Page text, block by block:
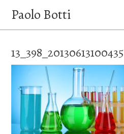
Paolo Botti
13_398_20130613100435